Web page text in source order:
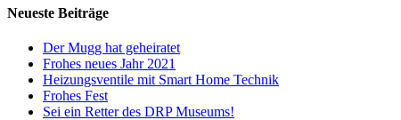
Neueste Beiträge
Der Mugg hat geheiratet
Frohes neues Jahr 2021
Heizungsventile mit Smart Home Technik
Frohes Fest
Sei ein Retter des DRP Museums!